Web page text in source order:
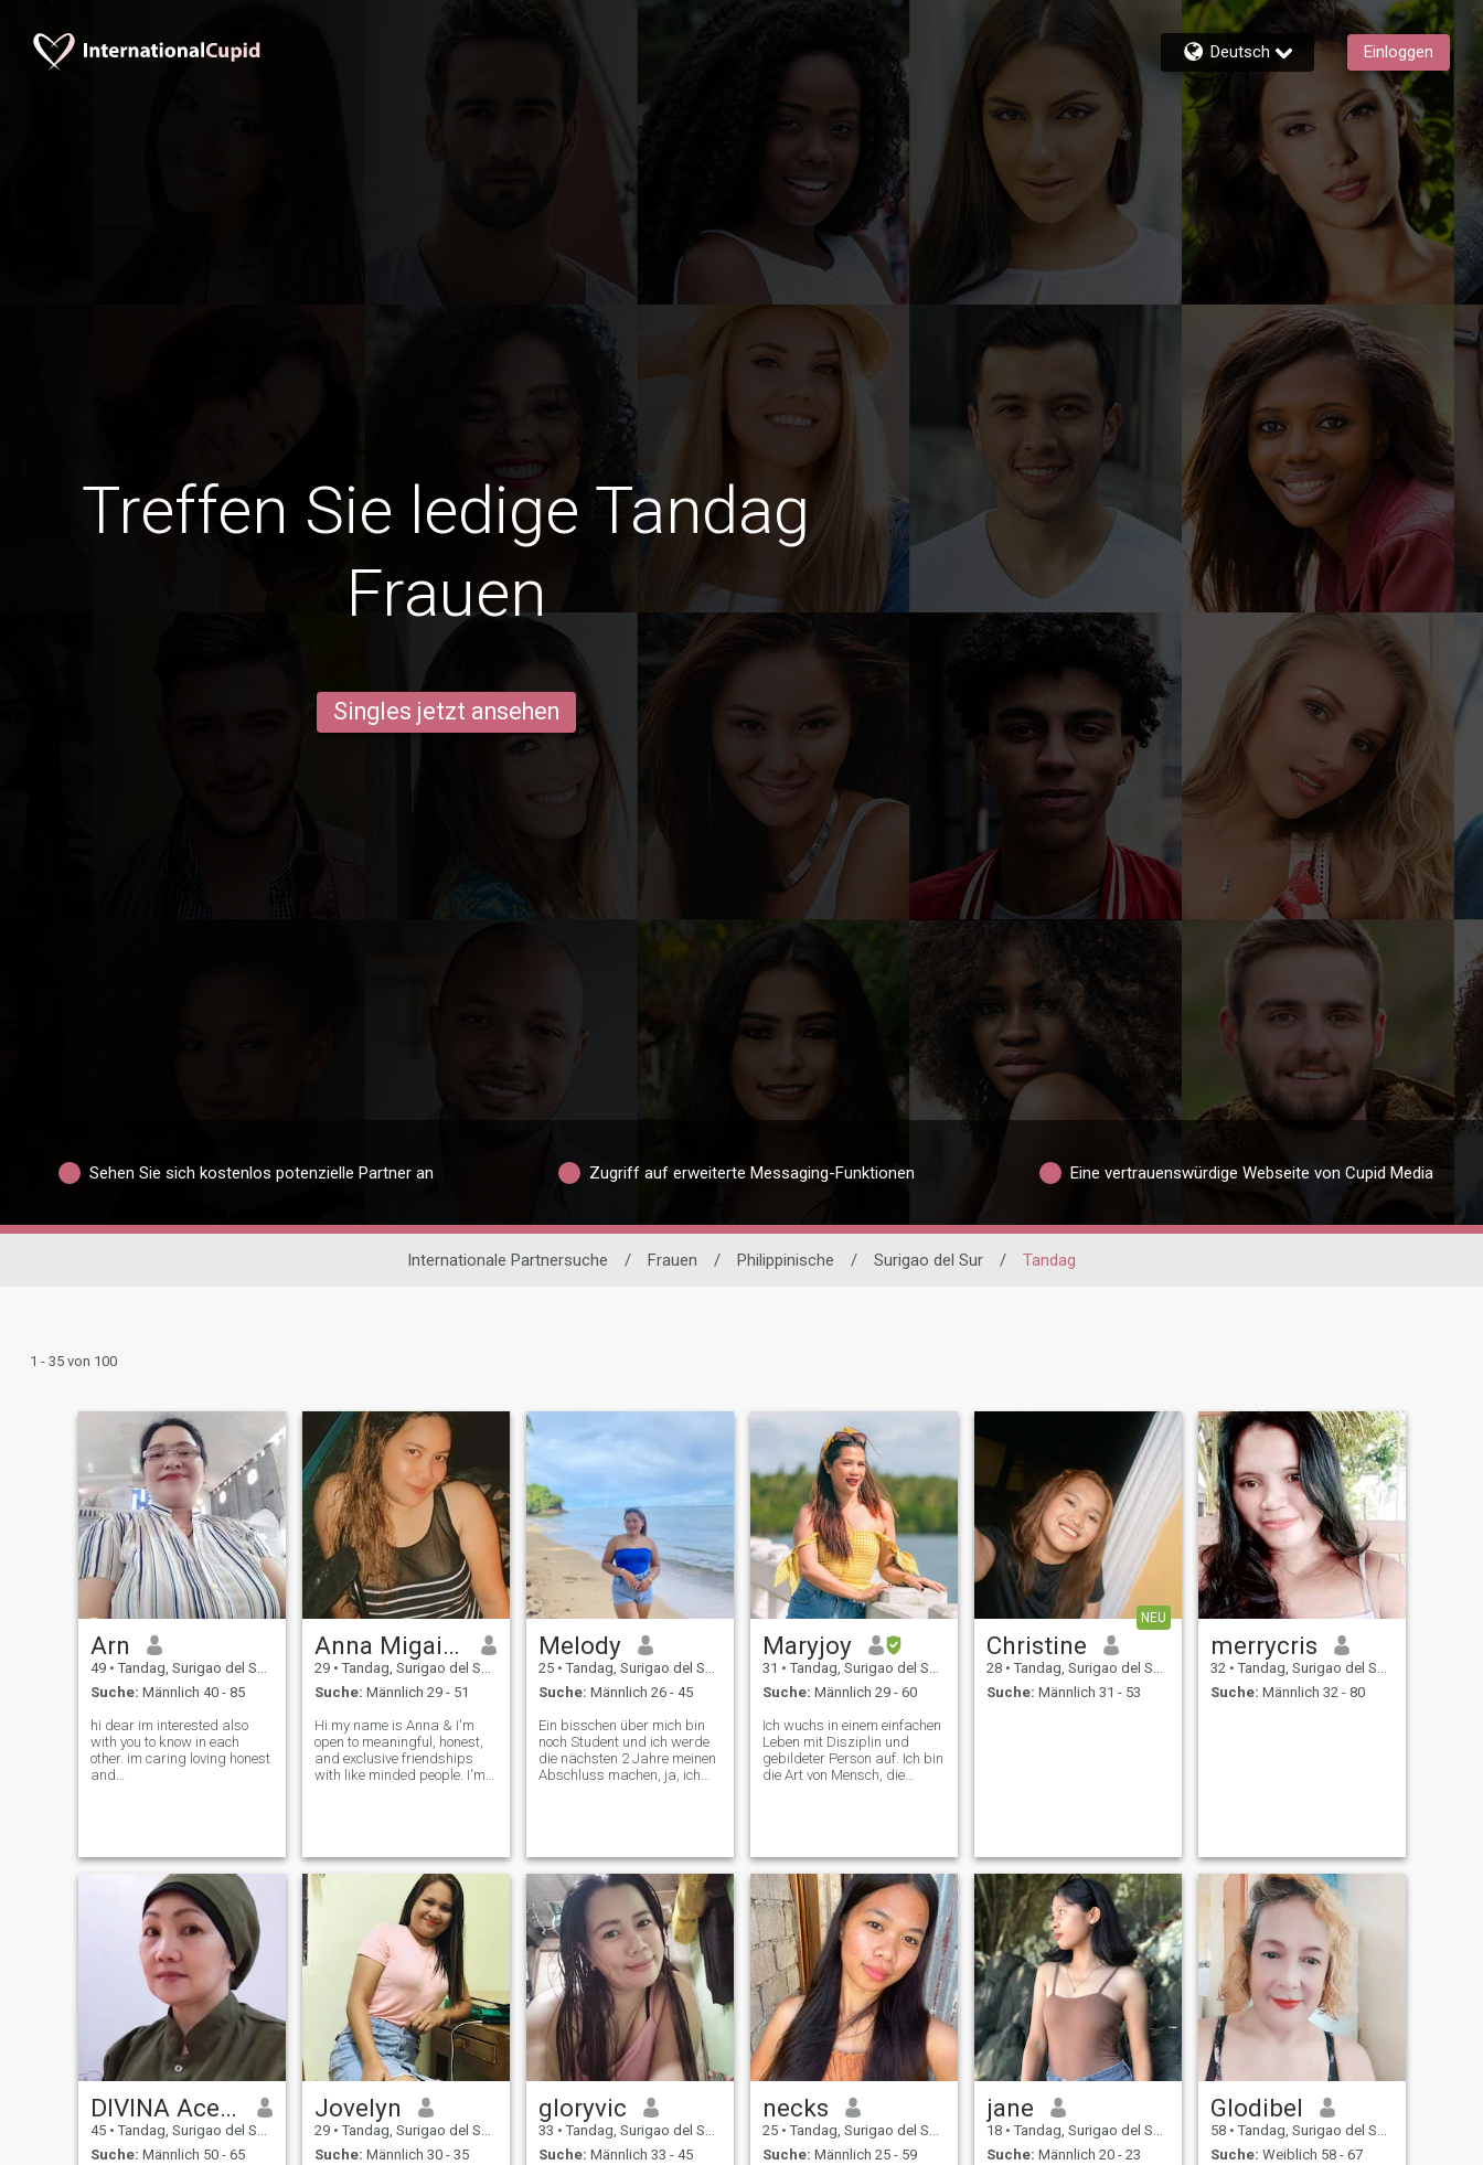
Deutsch Einloggen
Treffen Sie ledige Tandag
Frauen
Singles jetzt ansehen
Sehen Sie sich kostenlos potenzielle Partner an Zugriff auf erweiterte Messaging-Funktionen Eine vertrauenswürdige Webseite von Cupid Media
Internationale Partnersuche / Frauen / Philippinische / Surigao del Sur / Tandag
1 - 35 von 100
Arn
49 • Tandag, Surigao del Sur, Philippinen
Suche: Männlich 40 - 85
hi dear im interested also
with you to know in each
other. im caring loving honest
and
self, im so glad that have
someone is inter
Anna Migaille
29 • Tandag, Surigao del Sur, Philippinen
Suche: Männlich 29 - 51
Hi my name is Anna & I'm
open to meaningful, honest,
and exclusive friendships
with like minded people. I'm
simple and naive. I am an
easy
Melody
25 • Tandag, Surigao del Sur, Philippinen
Suche: Männlich 26 - 45
Ein bisschen über mich bin
noch Student und ich werde
die nächsten 2 Jahre meinen
Abschluss machen, ja, ich
möchte, ich kam in eine
zerbrochene Familie und
habe 5 Geschwister. Meine
Mom und Dad haben sich
die letzten 2014 getrennt,
beide haben schon eine
andere Familie. Ich wohne
jetzt bei meiner Mutter und
meine anderen Geschwister
bei meinem Vater. Ich bin seit
Geburt Single und ich treffe
mich zum ersten Mal mit
jemandem
Maryjoy
31 • Tandag, Surigao del Sur, Philippinen
Suche: Männlich 29 - 60
Ich wuchs in einem einfachen
Leben mit Disziplin und
gebildeter Person auf. Ich bin
die Art von Mensch, die
gerne nebenbei und
manchmal tanze ich auch, es
hängt von meinem Modus ab
haha . Wenn dir mein Profil
gefällt, scheut es nicht, mir
eine Nachricht zu schicken.
NEU
Christine
28 • Tandag, Surigao del Sur, Philippinen
Suche: Männlich 31 - 53
merrycris
32 • Tandag, Surigao del Sur, Philippinen
Suche: Männlich 32 - 80
DIVINA Acevedo
45 • Tandag, Surigao del Sur, Philippinen
Suche: Männlich 50 - 65
Jovelyn
29 • Tandag, Surigao del Sur, Philippinen
Suche: Männlich 30 - 35
gloryvic
33 • Tandag, Surigao del Sur, Philippinen
Suche: Männlich 33 - 45
necks
25 • Tandag, Surigao del Sur, Philippinen
Suche: Männlich 25 - 59
jane
18 • Tandag, Surigao del Sur, Philippinen
Suche: Männlich 20 - 23
Glodibel
58 • Tandag, Surigao del Sur, Philippinen
Suche: Weiblich 58 - 67